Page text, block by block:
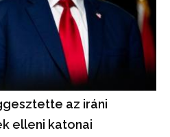
az iráni
elleni katonai